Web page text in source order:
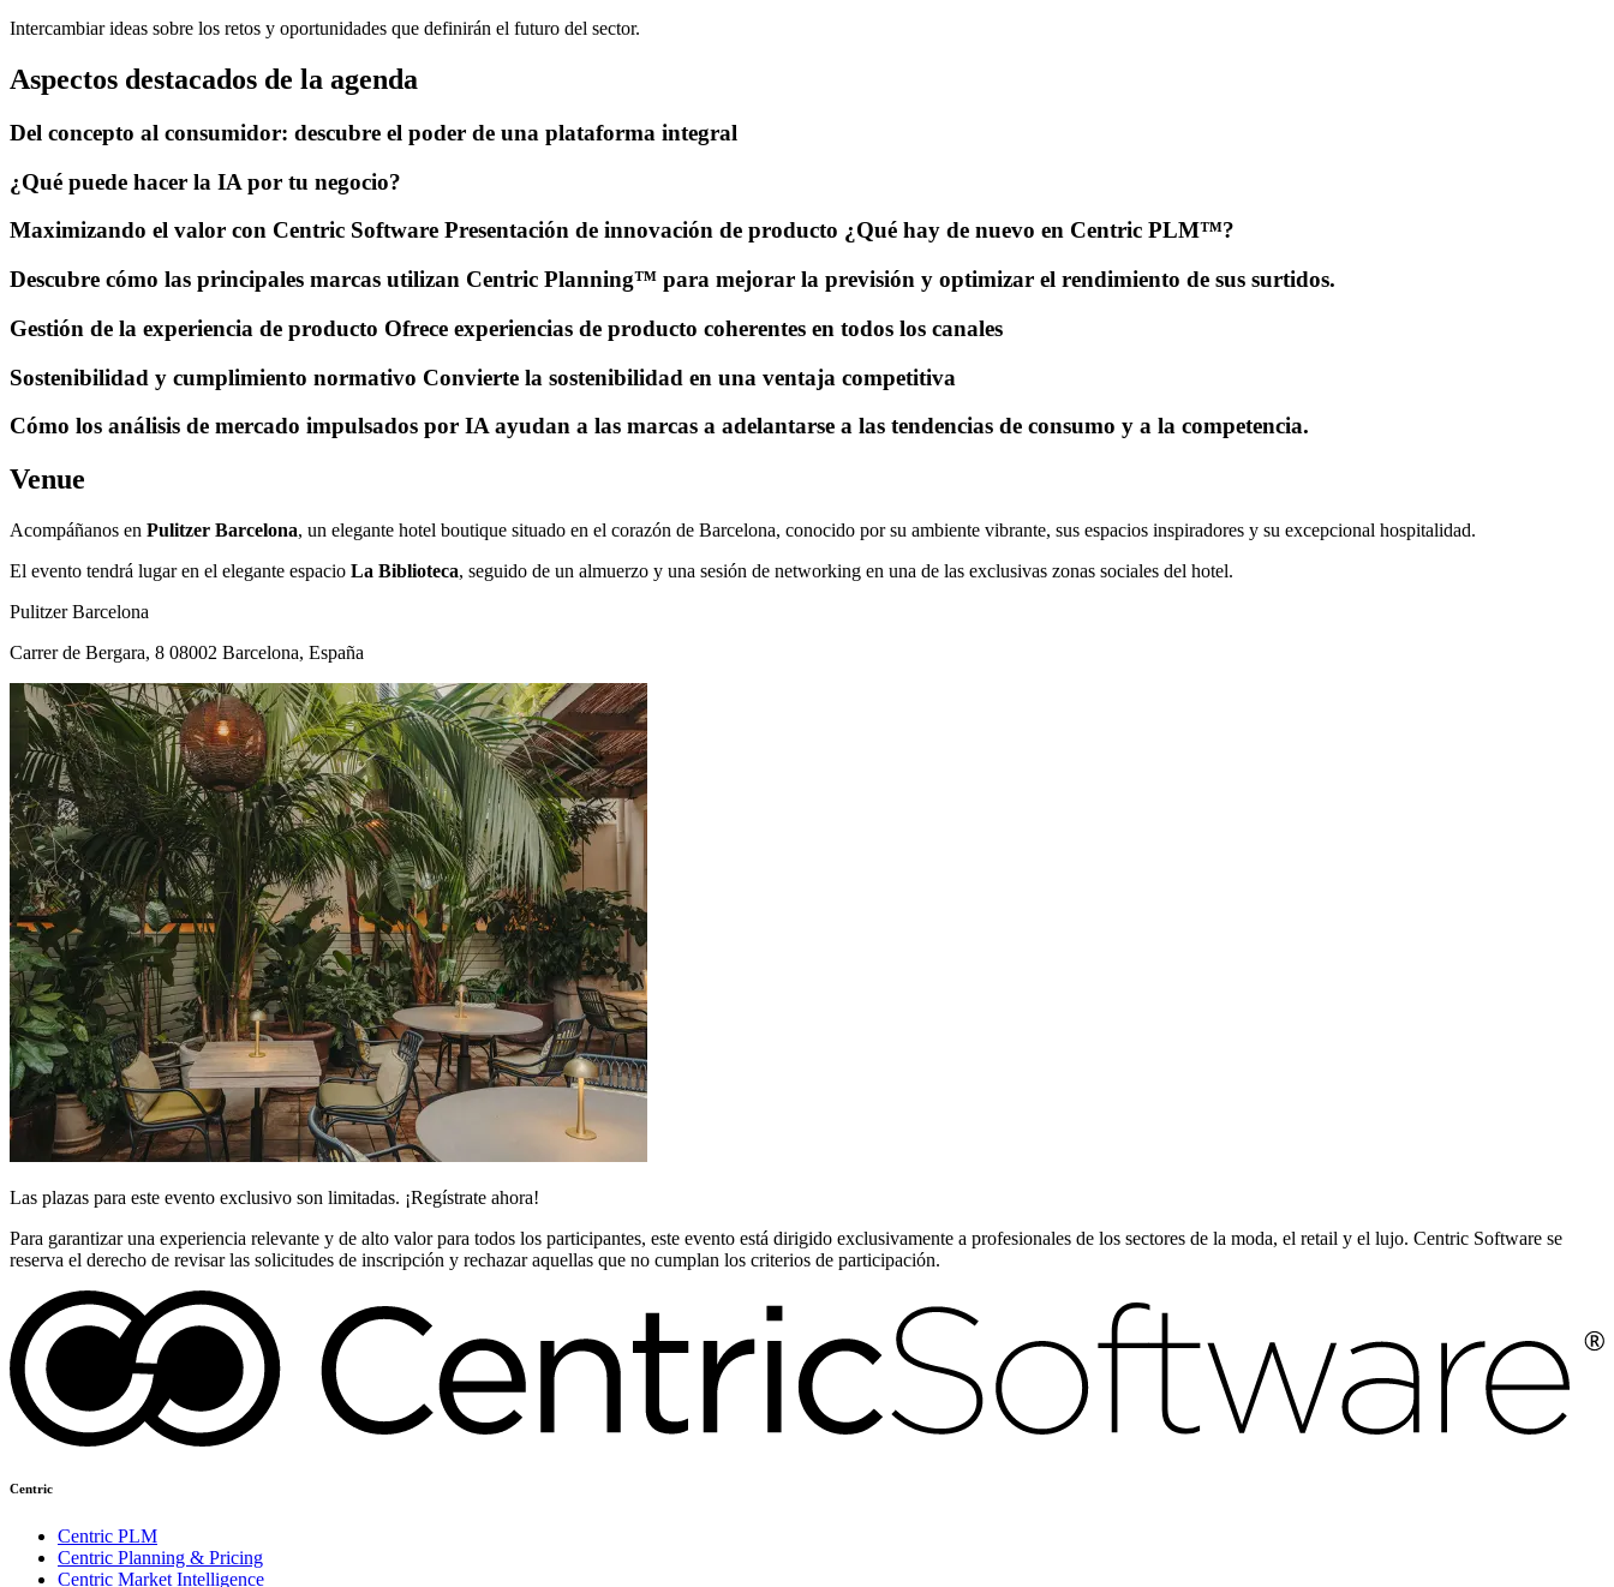
Intercambiar ideas sobre los retos y oportunidades que definirán el futuro del sector.
Aspectos destacados de la agenda
Del concepto al consumidor: descubre el poder de una plataforma integral
¿Qué puede hacer la IA por tu negocio?
Maximizando el valor con Centric Software Presentación de innovación de producto ¿Qué hay de nuevo en Centric PLM™?
Descubre cómo las principales marcas utilizan Centric Planning™ para mejorar la previsión y optimizar el rendimiento de sus surtidos.
Gestión de la experiencia de producto Ofrece experiencias de producto coherentes en todos los canales
Sostenibilidad y cumplimiento normativo Convierte la sostenibilidad en una ventaja competitiva
Cómo los análisis de mercado impulsados por IA ayudan a las marcas a adelantarse a las tendencias de consumo y a la competencia.
Venue
Acompáñanos en Pulitzer Barcelona, un elegante hotel boutique situado en el corazón de Barcelona, conocido por su ambiente vibrante, sus espacios inspiradores y su excepcional hospitalidad.
El evento tendrá lugar en el elegante espacio La Biblioteca, seguido de un almuerzo y una sesión de networking en una de las exclusivas zonas sociales del hotel.
Pulitzer Barcelona
Carrer de Bergara, 8 08002 Barcelona, España
Las plazas para este evento exclusivo son limitadas. ¡Regístrate ahora!
Para garantizar una experiencia relevante y de alto valor para todos los participantes, este evento está dirigido exclusivamente a profesionales de los sectores de la moda, el retail y el lujo. Centric Software se
reserva el derecho de revisar las solicitudes de inscripción y rechazar aquellas que no cumplan los criterios de participación.
Centric
Centric PLM
Centric Planning & Pricing
Centric Market Intelligence